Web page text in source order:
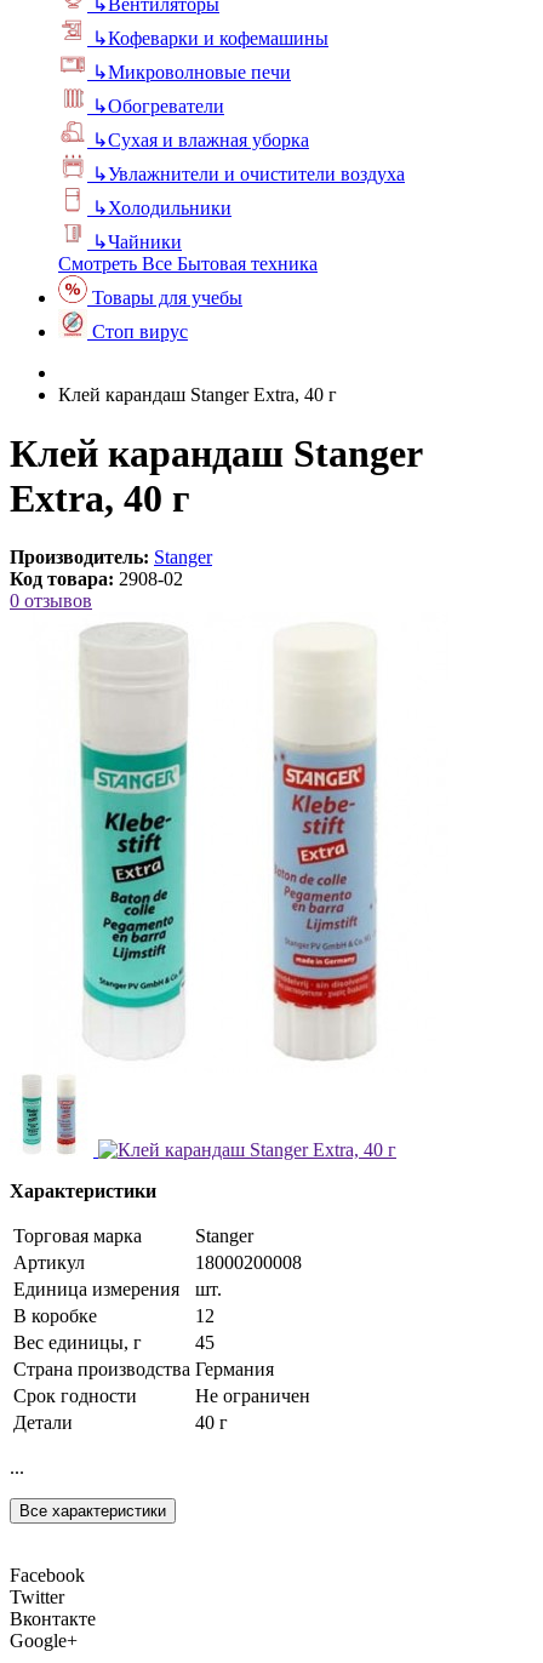
↳Кофеварки и кофемашины
↳Микроволновые печи
↳Обогреватели
↳Сухая и влажная уборка
↳Увлажнители и очистители воздуха
↳Холодильники
↳Чайники
Смотреть Все Бытовая техника
Товары для учебы
Стоп вирус
Клей карандаш Stanger Extra, 40 г
Клей карандаш Stanger
Extra, 40 г
Производитель: Stanger
Код товара: 2908-02
0 отзывов
Характеристики
Торговая марка
Stanger
Артикул
18000200008
Единица измерения
шт.
В коробке
12
Вес единицы, г
45
Страна производства Германия
Срок годности
Не ограничен
Детали
40 г
...
Все характеристики
Facebook
Twitter
Вконтакте
Google+